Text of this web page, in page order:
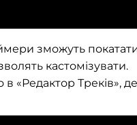
зможуть
кастомізувати.
«Редактор Треків», де